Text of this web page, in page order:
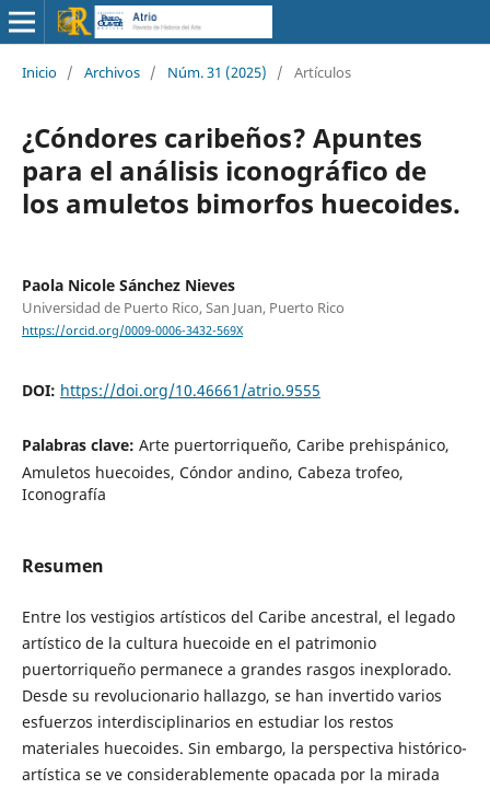
Inicio / Archivos / Núm. 31 (2025) / Artículos
¿Cóndores caribeños? Apuntes
para el análisis iconográfico de
los amuletos bimorfos huecoides.
Paola Nicole Sánchez Nieves
Universidad de Puerto Rico, San Juan, Puerto Rico
https://orcid.org/0009-0006-3432-569X
DOI: https://doi.org/10.46661/atrio.9555
Palabras clave: Arte puertorriqueño, Caribe prehispánico,
Amuletos huecoides, Cóndor andino, Cabeza trofeo,
Iconografía
Resumen
Entre los vestigios artísticos del Caribe ancestral, el legado
artístico de la cultura huecoide en el patrimonio
puertorriqueño permanece a grandes rasgos inexplorado.
Desde su revolucionario hallazgo, se han invertido varios
esfuerzos interdisciplinarios en estudiar los restos
materiales huecoides. Sin embargo, la perspectiva histórico-
artística se ve considerablemente opacada por la mirada